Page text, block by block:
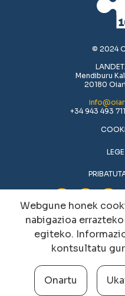
© 2024
Mendiburu
20180
+34 943 493
Cookien konfigurazioa aldatu
Webgune honek
nabigazioa
egiteko.
kontsultatu
Onartu